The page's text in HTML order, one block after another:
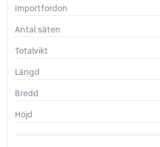
Importfordon
Antal säten
Totalvikt
Längd
Bredd
Höjd